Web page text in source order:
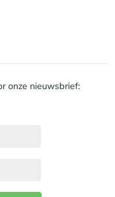
onze nieuwsbrief: